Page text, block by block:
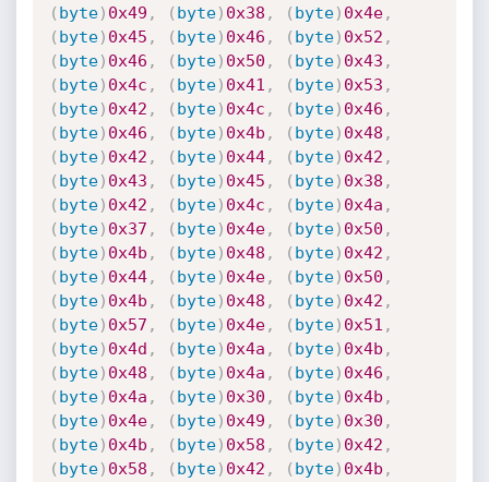
( byte) 0x49 , ( byte) 0x38 , ( byte) 0x4e,
( byte) 0x45 , ( byte) 0x46 , ( byte) 0x52 ,
( byte) 0x46 , ( byte) 0x50 , ( byte) 0x43 ,
( byte) 0x4c , ( byte) 0x41 , ( byte) 0x53 ,
( byte) 0x42 , ( byte) 0x4c , ( byte) 0x46 ,
( byte) 0x46 , ( byte) 0x4b , ( byte) 0x48 ,
( byte) 0x42 , ( byte) 0x44, ( byte) 0x42 ,
( byte) 0x43 , ( byte) 0x45 , ( byte) 0x38 ,
( byte) 0x42 , ( byte) 0x4c , ( byte) 0x4a ,
( byte) 0x37 , ( byte) 0x4e, ( byte) 0x50 ,
( byte) 0x4b , ( byte) 0x48 , ( byte) 0x42 ,
( byte) 0x44, ( byte) 0x4e, ( byte) 0x50 ,
( byte) 0x4b , ( byte) 0x48 , ( byte) 0x42 ,
( byte) 0x57 , ( byte) 0x4e, ( byte) 0x51 ,
( byte) 0x4d , ( byte) 0x4a , ( byte) 0x4b ,
( byte) 0x48 , ( byte) 0x4a , ( byte) 0x46 ,
( byte) 0x4a , ( byte) 0x30 , ( byte) 0x4b ,
( byte) 0x4e, ( byte) 0x49 , ( byte) 0x30 ,
( byte) 0x4b , ( byte) 0x58 , ( byte) 0x42 ,
( byte) 0x58 , ( byte) 0x42 , ( byte) 0x4b ,